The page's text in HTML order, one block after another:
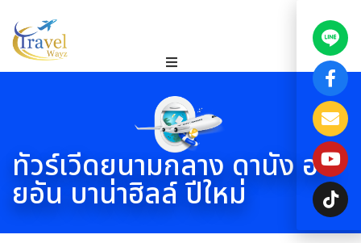
ทัวร์เวีดยนามกลาง ดานัง ฮอ
ยอัน บาน่าฮิลล์ ปีใหม่